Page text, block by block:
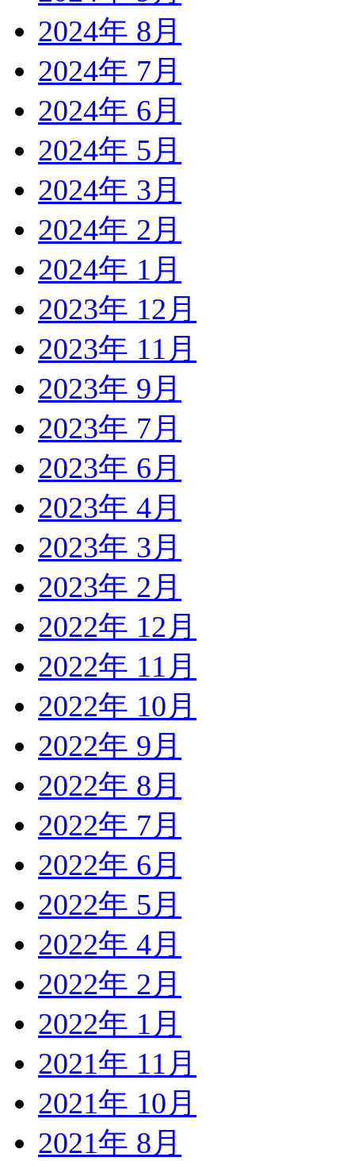
2024年 8月
2024年 7月
2024年 6月
2024年 5月
2024年 3月
2024年 2月
2024年 1月
2023年 12月
2023年 11月
2023年 9月
2023年 7月
2023年 6月
2023年 4月
2023年 3月
2023年 2月
2022年 12月
2022年 11月
2022年 10月
2022年 9月
2022年 8月
2022年 7月
2022年 6月
2022年 5月
2022年 4月
2022年 2月
2022年 1月
2021年 11月
2021年 10月
2021年 8月